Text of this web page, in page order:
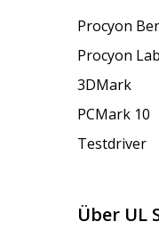
Procyon
Procyon
3DMark
PCMark 10
Testdriver
Über UL